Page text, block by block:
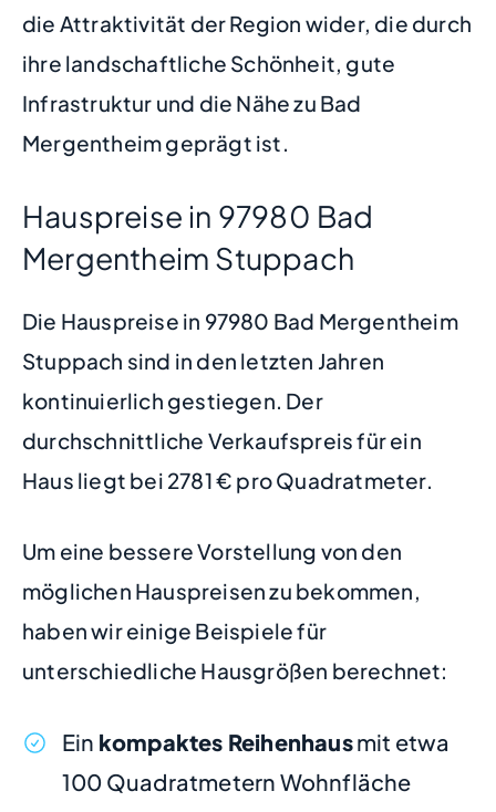
die Attraktivität der Region wider, die durch
ihre landschaftliche Schönheit, gute
Infrastruktur und die Nähe zu Bad
Mergentheim geprägt ist.
Hauspreise in 97980 Bad
Mergentheim Stuppach
Die Hauspreise in 97980 Bad Mergentheim
Stuppach sind in den letzten Jahren
kontinuierlich gestiegen. Der
durchschnittliche Verkaufspreis für ein
Haus liegt bei 2781 € pro Quadratmeter.
Um eine bessere Vorstellung von den
möglichen Hauspreisen zu bekommen,
haben wir einige Beispiele für
unterschiedliche Hausgrößen berechnet:
Ein kompaktes Reihenhausmit etwa
100 Quadratmetern Wohnfläche